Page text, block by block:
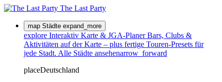
The Last Party
map Städte expand_more
explore Interaktiv Karte & JGA-Planer Bars, Clubs &
Aktivitäten auf der Karte – plus fertige Touren-Presets für
jede Stadt. Alle Städte ansehenarrow_forward
placeDeutschland